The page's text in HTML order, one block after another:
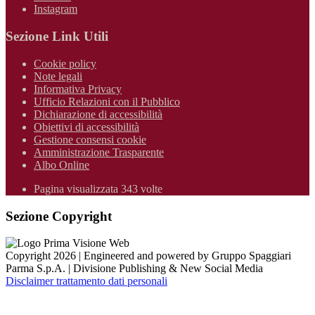
Instagram
Sezione Link Utili
Cookie policy
Note legali
Informativa Privacy
Ufficio Relazioni con il Pubblico
Dichiarazione di accessibilità
Obiettivi di accessibilità
Gestione consensi cookie
Amministrazione Trasparente
Albo Online
Pagina visualizzata 343 volte
Sezione Copyright
Copyright 2026 | Engineered and powered by Gruppo Spaggiari
Parma S.p.A. | Divisione Publishing & New Social Media
Disclaimer trattamento dati personali